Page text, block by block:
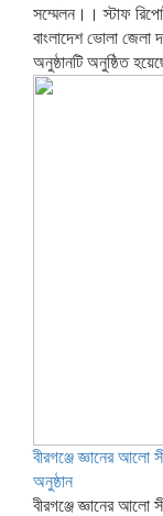
সম্মেলন।। স্টাফ
বাংলাদেশ ভোলা জেলা
অনুষ্ঠানটি অনুষ্ঠিত
বীরগঞ্জে জ্ঞানের আলো
অনুষ্ঠান
বীরগঞ্জে জ্ঞানের আলো